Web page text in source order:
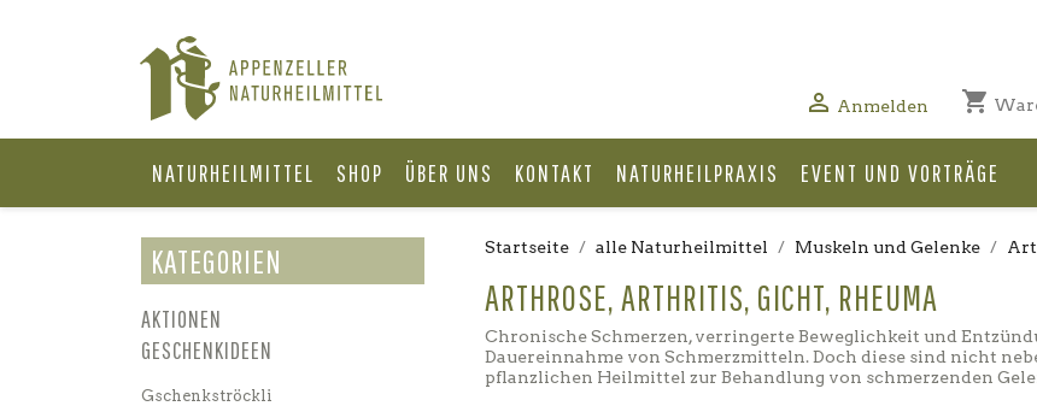
 Anmelden shopping_cart
NATURHEILMITTEL SHOP ÜBER UNS KONTAKT NATURHEILPRAXIS EVENT UND VORTRÄGE
KATEGORIEN
AKTIONEN
GESCHENKIDEEN
Gschenkströckli
Startseite alle Naturheilmittel Muskeln und Gelenke
ARTHROSE, ARTHRITIS, GICHT, RHEUMA
Chronische Schmerzen, verringerte Beweglichkeit und
Dauereinnahme von Schmerzmitteln. Doch diese sind nicht
pflanzlichen Heilmittel zur Behandlung von schmerzenden